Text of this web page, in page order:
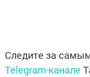
Следите за
Telegram-канале